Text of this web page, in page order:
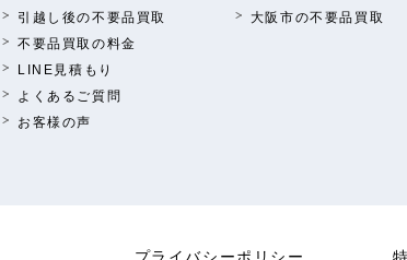
引越し後の不要品買取
不要品買取の料⾦
LINE⾒積もり
よくあるご質問
お客様の声
⼤阪市の不要品買取
プライバシーポリシー